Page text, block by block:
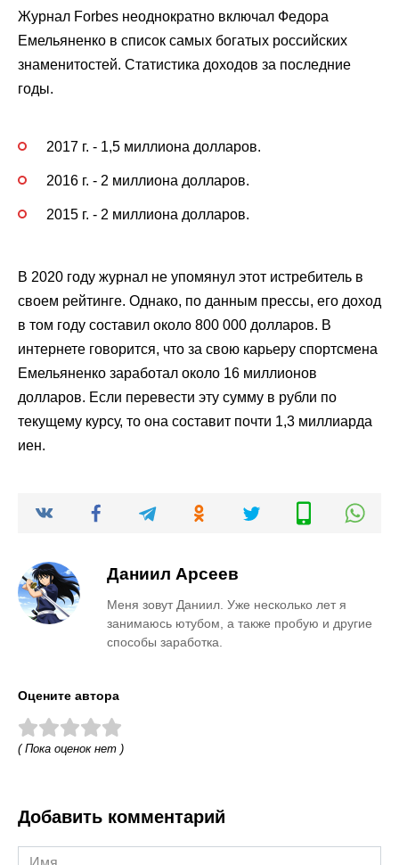
Журнал Forbes неоднократно включал Федора
Емельяненко в список самых богатых российских
знаменитостей. Статистика доходов за последние
годы.
2017 г. - 1,5 миллиона долларов.
2016 г. - 2 миллиона долларов.
2015 г. - 2 миллиона долларов.
В 2020 году журнал не упомянул этот истребитель в
своем рейтинге. Однако, по данным прессы, его доход
в том году составил около 800 000 долларов. В
интернете говорится, что за свою карьеру спортсмена
Емельяненко заработал около 16 миллионов
долларов. Если перевести эту сумму в рубли по
текущему курсу, то она составит почти 1,3 миллиарда
иен.
Даниил Арсеев
Меня зовут Даниил. Уже несколько лет я
занимаюсь ютубом, а также пробую и другие
способы заработка.
Оцените автора
( Пока оценок нет )
Добавить комментарий
Имя